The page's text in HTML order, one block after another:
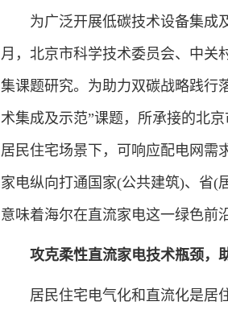
为广泛开展低碳技术设备集成及
月，北京市科学技术委员会、中关
集课题研究。为助力双碳战略践行
术集成及示范”课题，所承接的北
居民住宅场景下，可响应配电网需
家电纵向打通国家(公共建筑)、省(
意味着海尔在直流家电这一绿色前
攻克柔性直流家电技术瓶颈，
居民住宅电气化和直流化是居住